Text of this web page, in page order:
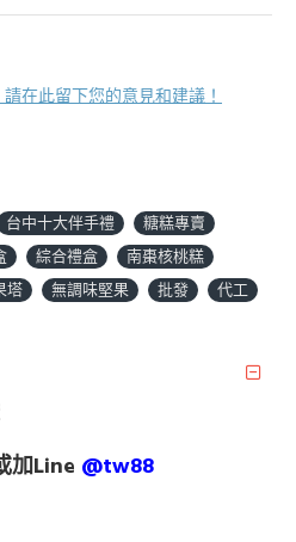
在此留下您的意見和建議！
台中十大伴手禮
糖糕專賣
綜合禮盒
南棗核桃糕
塔 無調味堅果 批發
代工
加Line @tw88